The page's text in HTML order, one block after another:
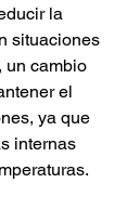
la
situaciones
un cambio
el
ya que
internas